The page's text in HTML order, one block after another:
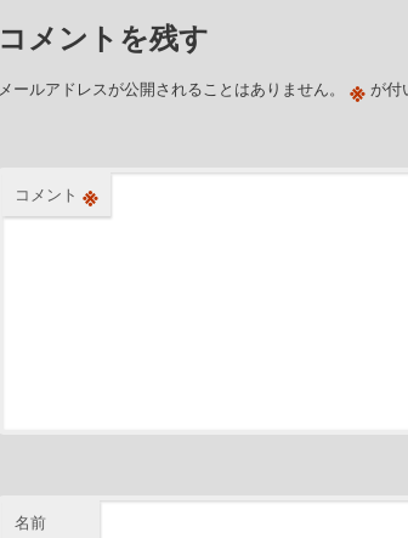
コメントを残す
メールアドレスが公開されることはありません。 ※が付
コメント ※
名前